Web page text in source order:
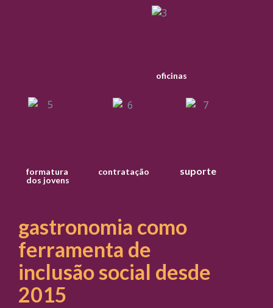
oficinas
formatura
dos jovens
contratação suporte
gastronomia como
ferramenta de
inclusão social desde
2015